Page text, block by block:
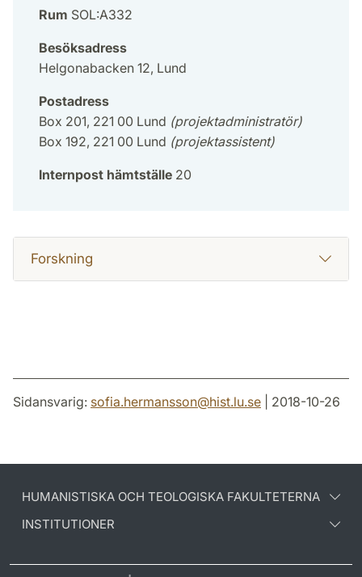
Rum SOL:A332
Besöksadress
Helgonabacken 12, Lund
Postadress
Box 201, 221 00 Lund (projektadministratör)
Box 192, 221 00 Lund (projektassistent)
Internpost hämtställe 20
Forskning
Sidansvarig: sofia.hermansson@hist.lu.se | 2018-10-26
HUMANISTISKA OCH TEOLOGISKA FAKULTETERNA
INSTITUTIONER